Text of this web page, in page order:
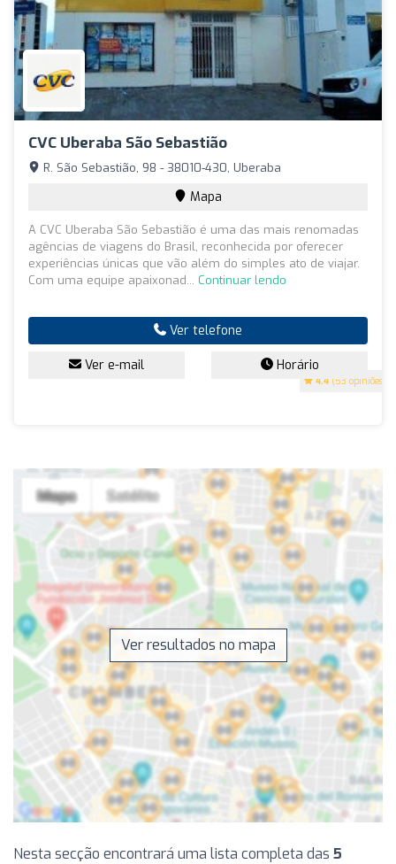
CVC Uberaba São Sebastião
4.4 (53 opiniões)
R. São Sebastião, 98 - 38010-430, Uberaba
Mapa
A CVC Uberaba São Sebastião é uma das mais renomadas
agências de viagens do Brasil, reconhecida por oferecer
experiências únicas que vão além do simples ato de viajar.
Com uma equipe apaixonad... Continuar lendo
Ver telefone
Ver e-mail Horário
Ver resultados no mapa
Nesta secção encontrará uma lista completa das 5